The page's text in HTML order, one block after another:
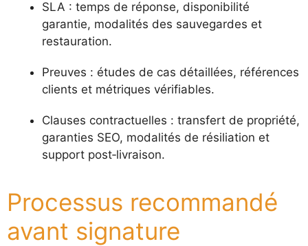
SLA : temps de réponse, disponibilité
garantie, modalités des sauvegardes et
restauration.
Preuves : études de cas détaillées, références
clients et métriques vérifiables.
Clauses contractuelles : transfert de propriété,
garanties SEO, modalités de résiliation et
support post‑livraison.
Processus recommandé
avant signature